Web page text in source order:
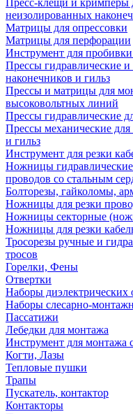
Пресс-клещи и кримперы
неизолированных
Матрицы для опрессовки
Матрицы для перфорации
Инструмент для пробивки
Прессы гидравлические
наконечников и гильз
Прессы и матрицы для
высоковольтных линий
Прессы гидравлические
Прессы механические
и гильз
Инструмент для резки
Ножницы гидравлические
проводов со стальным
Болторезы, гайколомы,
Ножницы для резки
Ножницы секторные
Ножницы для резки
Тросорезы ручные и
тросов
Горелки, Фены
Отвертки
Наборы диэлектрических
Наборы слесарно-
Пассатижи
Лебедки для монтажа
Инструмент для монтажа
Когти, Лазы
Тепловые пушки
Трапы
Пускатель, контактор
Контакторы